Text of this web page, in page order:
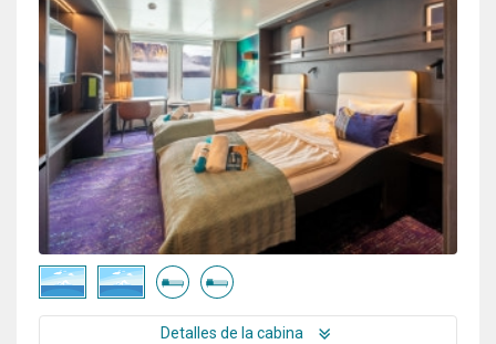
Detalles de la cabina